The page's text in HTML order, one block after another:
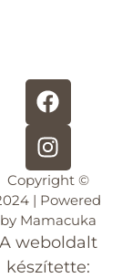
Copyright ©
| Powered
by Mamacuka
A weboldalt
készítette: